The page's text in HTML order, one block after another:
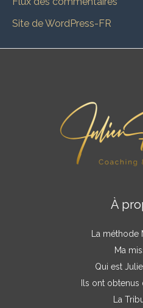
Site de WordPress-FR
À
La méthode
Ma
Qui est
Ils ont
La